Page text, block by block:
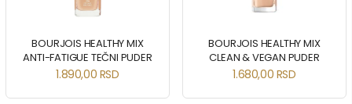
BOURJOIS HEALTHY MIX
ANTI-FATIGUE TEČNI PUDER
1.890,00 RSD
BOURJOIS HEALTHY MIX
CLEAN & VEGAN PUDER
1.680,00 RSD